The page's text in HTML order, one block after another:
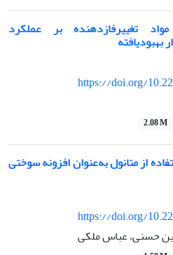
تغییرفازدهنده بر عملکرد
https://doi.org/
2.08 M
از متانول به‌عنوان افزونه سوختی
https://doi.org/
حسنی، عباس ملکی